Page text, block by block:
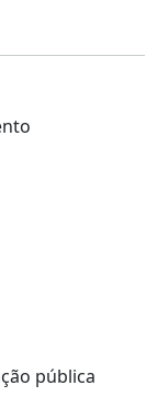
pública